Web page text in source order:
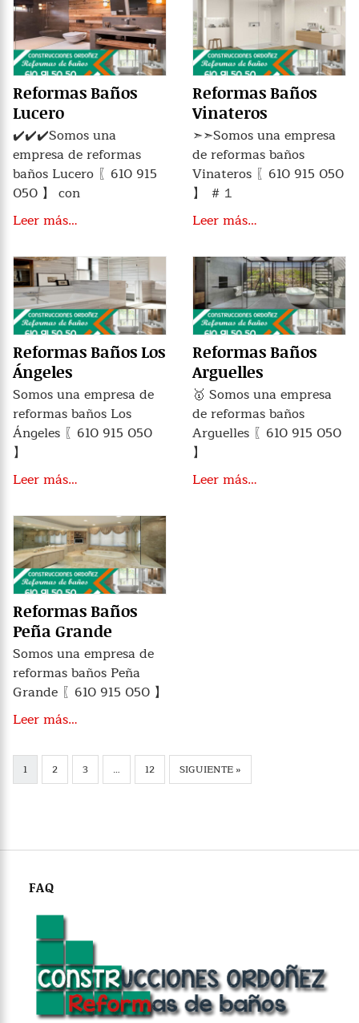
Reformas Baños
Lucero
✔️✔️✔️Somos una
empresa de reformas
baños Lucero 〖610 915
050 】 con
Leer más…
Reformas Baños
Vinateros
➣➣Somos una empresa
de reformas baños
Vinateros 〖610 915 050
】 ＃１
Leer más…
Reformas Baños Los
Ángeles
Somos una empresa de
reformas baños Los
Ángeles 〖610 915 050
】
Leer más…
Reformas Baños
Arguelles
🥇 Somos una empresa
de reformas baños
Arguelles 〖610 915 050
】
Leer más…
Reformas Baños
Peña Grande
Somos una empresa de
reformas baños Peña
Grande 〖610 915 050 】
Leer más…
1 2 3 … 12 SIGUIENTE »
FAQ